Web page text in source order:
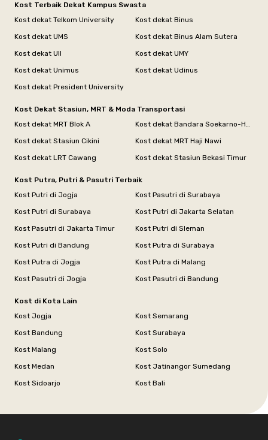
Kost Terbaik Dekat Kampus Swasta
Kost dekat Telkom University
Kost dekat Binus
Kost dekat UMS
Kost dekat Binus Alam Sutera
Kost dekat UII
Kost dekat UMY
Kost dekat Unimus
Kost dekat Udinus
Kost dekat President University
Kost Dekat Stasiun, MRT & Moda Transportasi
Kost dekat MRT Blok A
Kost dekat Bandara Soekarno-Hatta
Kost dekat Stasiun Cikini
Kost dekat MRT Haji Nawi
Kost dekat LRT Cawang
Kost dekat Stasiun Bekasi Timur
Kost Putra, Putri & Pasutri Terbaik
Kost Putri di Jogja
Kost Pasutri di Surabaya
Kost Putri di Surabaya
Kost Putri di Jakarta Selatan
Kost Pasutri di Jakarta Timur
Kost Putri di Sleman
Kost Putri di Bandung
Kost Putra di Surabaya
Kost Putra di Jogja
Kost Putra di Malang
Kost Pasutri di Jogja
Kost Pasutri di Bandung
Kost di Kota Lain
Kost Jogja
Kost Semarang
Kost Bandung
Kost Surabaya
Kost Malang
Kost Solo
Kost Medan
Kost Jatinangor Sumedang
Kost Sidoarjo
Kost Bali